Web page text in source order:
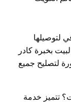
لتوصيلها
بخبرة كادر
لتصليح جميع
تتميز خدمة